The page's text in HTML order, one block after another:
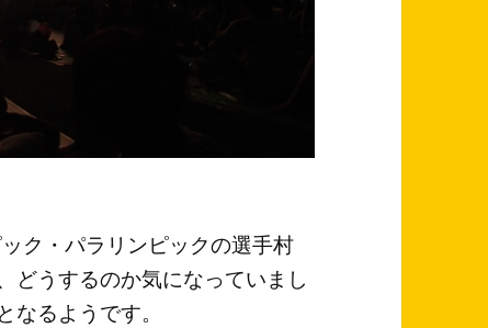
ク・パラリンピックの選手村
どうするのか気になっていまし
るようです。